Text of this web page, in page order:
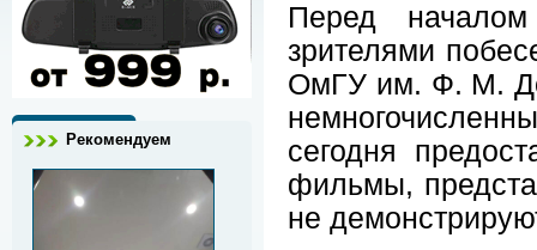
Рекомендуем
Перед
зрителями
ОмГУ им. Ф. М.
сегодня
фильмы,
не